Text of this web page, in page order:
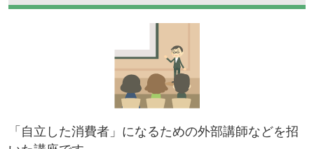
「自立した消費者」になるための外部講師などを招